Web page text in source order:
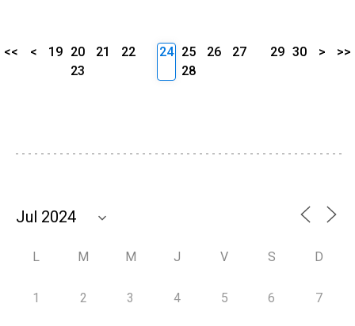
<< < 19 20 21
22
23
24 25 26
27
28
29 30 > >>
L M M J V S D
1 2 3 4 5 6 7